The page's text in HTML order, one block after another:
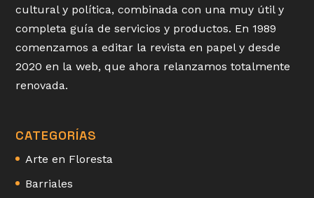
cultural y política, combinada con una muy útil y
completa guía de servicios y productos. En 1989
comenzamos a editar la revista en papel y desde
2020 en la web, que ahora relanzamos totalmente
renovada.
CATEGORÍAS
Arte en Floresta
Barriales